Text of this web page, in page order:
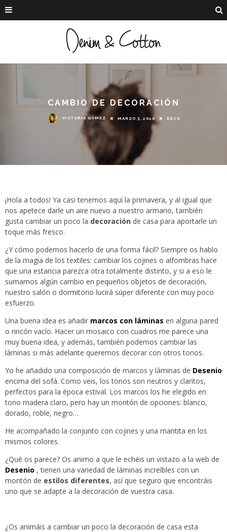
CAMBIO DE DECORACIÓN
VICTORIA GÓMEZ MARZO 3, 2020 DECO
¡Hola a todos! Ya casi tenemos aquí la primavera, y al igual que
nos apetece darle un aire nuevo a nuestro armario, también
gusta cambiar un poco la decoración de casa para aportarle un
toque más fresco.
¿Y cómo podemos hacerlo de una forma fácil? Siempre os hablo
de la magia de los textiles: cambiar los cojines o alfombras hace
que una estancia parezca otra totalmente distinto, y si a eso le
sumamos algún cambio en pequeños objetos de decoración,
nuestro salón o dormitorio lucirá súper diferente con muy poco
esfuerzo.
Una buena idea es añadir marcos con láminas en alguna pared
o rincón vacío. Hacer un mosaico con cuadros me parece una
muy buena idea, y además, también podemos cambiar las
láminas si más adelante queremos decorar con otros tonos.
Yo he añadido una composición de marcos y láminas de Desenio
encima del sofá. Como veis, los tonos son neutros y claritos,
perfectos para la época estival. Los marcos los he elegido en
tono madera claro, pero hay un montón de opciones: blanco,
dorado, roble, negro…
He acompañado la conjunto con cojines y una mantita en los
mismos colores.
¿Qué os parece? Os animo a que le echéis un vistazo a la web de
Desenio , tienen una variedad de láminas increíbles con un
montón de estilos diferentes, así que seguro que encontráis
uno que se adapte a la decoración de vuestra casa.
¿Os animáis a cambiar un poco la decoración de casa esta